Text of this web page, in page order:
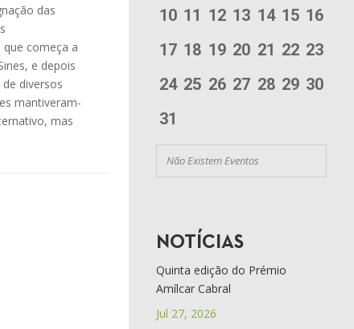
das
começa a
e depois
diversos
mantiveram-
mas
10 11 12 13 14 15 16
17 18 19 20 21 22 23
24 25 26 27 28 29 30
31
Não Existem Eventos
NOTÍCIAS
Quinta edição do Prémio
Amílcar Cabral
Jul 27, 2026